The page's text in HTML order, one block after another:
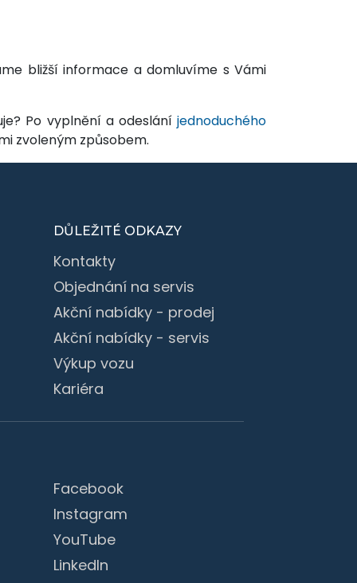
bližší informace a domluvíme s Vámi
Po vyplnění a odeslání jednoduchého
zvoleným způsobem.
DŮLEŽITÉ ODKAZY
Kontakty
Objednání na servis
Akční nabídky - prodej
Akční nabídky - servis
Výkup vozu
Kariéra
Facebook
Instagram
YouTube
LinkedIn